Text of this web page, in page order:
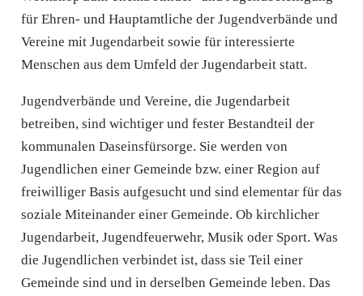
für Ehren- und Hauptamtliche der Jugendverbände und
Vereine mit Jugendarbeit sowie für interessierte
Menschen aus dem Umfeld der Jugendarbeit statt.
Jugendverbände und Vereine, die Jugendarbeit
betreiben, sind wichtiger und fester Bestandteil der
kommunalen Daseinsfürsorge. Sie werden von
Jugendlichen einer Gemeinde bzw. einer Region auf
freiwilliger Basis aufgesucht und sind elementar für das
soziale Miteinander einer Gemeinde. Ob kirchlicher
Jugendarbeit, Jugendfeuerwehr, Musik oder Sport. Was
die Jugendlichen verbindet ist, dass sie Teil einer
Gemeinde sind und in derselben Gemeinde leben. Das